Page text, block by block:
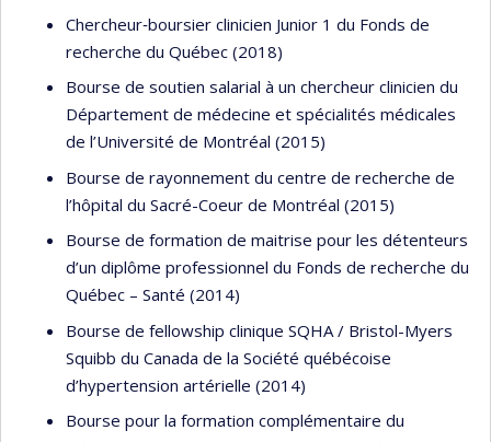
Chercheur‐boursier clinicien Junior 1 du Fonds de
recherche du Québec (2018)
Bourse de soutien salarial à un chercheur clinicien du
Département de médecine et spécialités médicales
de l’Université de Montréal (2015)
Bourse de rayonnement du centre de recherche de
l’hôpital du Sacré-Coeur de Montréal (2015)
Bourse de formation de maitrise pour les détenteurs
d’un diplôme professionnel du Fonds de recherche du
Québec – Santé (2014)
Bourse de fellowship clinique SQHA / Bristol-Myers
Squibb du Canada de la Société québécoise
d’hypertension artérielle (2014)
Bourse pour la formation complémentaire du